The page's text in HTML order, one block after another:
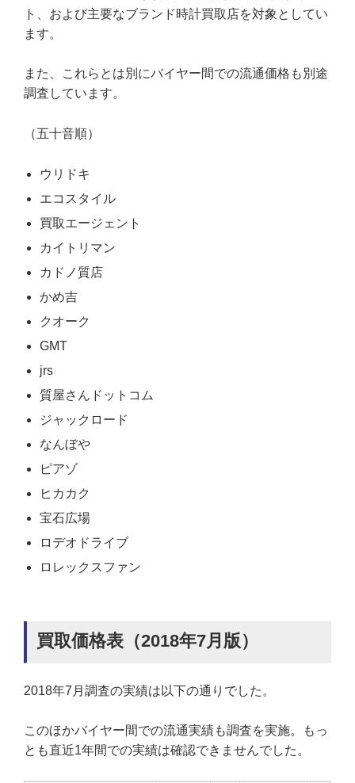
ト、および主要なブランド時計買取店を対象としてい
ます。
また、これらとは別にバイヤー間での流通価格も別途
調査しています。
（五十音順）
ウリドキ
エコスタイル
買取エージェント
カイトリマン
カドノ質店
かめ吉
クオーク
GMT
jrs
質屋さんドットコム
ジャックロード
なんぼや
ピアゾ
ヒカカク
宝石広場
ロデオドライブ
ロレックスファン
買取価格表（2018年7月版）
2018年7月調査の実績は以下の通りでした。
このほかバイヤー間での流通実績も調査を実施。もっ
とも直近1年間での実績は確認できませんでした。